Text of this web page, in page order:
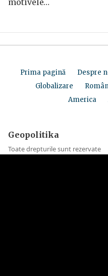
motivele…
Prima pagină Despre
Globalizare
America
Geopolitika
Toate drepturile sunt rezervate